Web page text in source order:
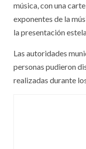
música, con una
exponentes de la
la presentación
Las autoridades
personas pudieron
realizadas durante